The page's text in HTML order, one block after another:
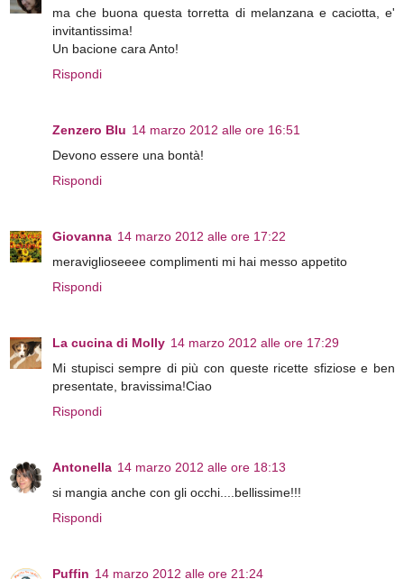
ma che buona questa torretta di melanzana e caciotta, e'
invitantissima!
Un bacione cara Anto!
Rispondi
Zenzero Blu 14 marzo 2012 alle ore 16:51
Devono essere una bontà!
Rispondi
Giovanna 14 marzo 2012 alle ore 17:22
meraviglioseeee complimenti mi hai messo appetito
Rispondi
La cucina di Molly 14 marzo 2012 alle ore 17:29
Mi stupisci sempre di più con queste ricette sfiziose e ben
presentate, bravissima!Ciao
Rispondi
Antonella 14 marzo 2012 alle ore 18:13
si mangia anche con gli occhi....bellissime!!!
Rispondi
Puffin 14 marzo 2012 alle ore 21:24